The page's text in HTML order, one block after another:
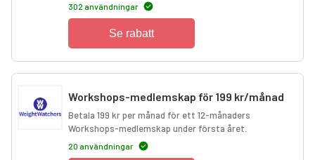
302 användningar
Se rabatt
Workshops-medlemskap för 199 kr/månad
Betala 199 kr per månad för ett 12-månaders
Workshops-medlemskap under första året.
20 användningar